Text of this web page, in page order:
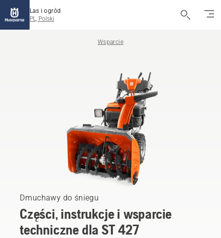
Las i ogród
PL, Polski
Wsparcie
Dmuchawy do śniegu
Części, instrukcje i wsparcie
techniczne dla ST 427